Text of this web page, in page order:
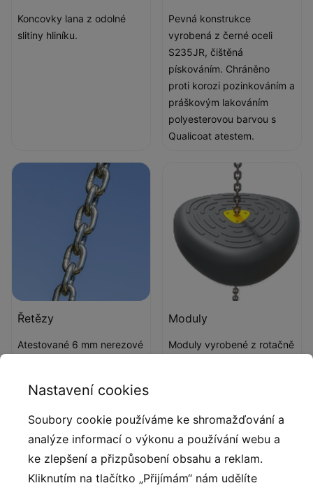
Koncovky lana z odolné
slitiny hliníku.
Pevná konstrukce
vyrobená z černé oceli
S235JR, čištěná
pískováním. Chráněno
proti korozi pozinkováním a
práškovým lakováním
polyesterovou barvou s
Qualicoat atestem.
Řetězy
Atestované 6 mm nerezové
Moduly
Moduly vyrobené z rotačně
Nastavení cookies
Soubory cookie používáme ke shromažďování a
analýze informací o výkonu a používání webu a
ke zlepšení a přizpůsobení obsahu a reklam.
Kliknutím na tlačítko „Přijímám“ nám udělíte